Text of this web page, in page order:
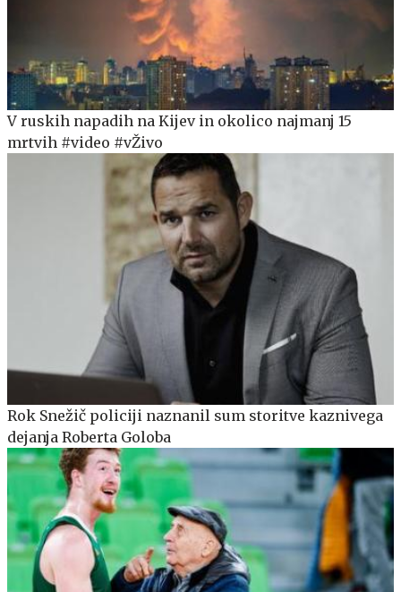
V ruskih napadih na Kijev in okolico najmanj 15
mrtvih #video #vŽivo
Rok Snežič policiji naznanil sum storitve kaznivega
dejanja Roberta Goloba